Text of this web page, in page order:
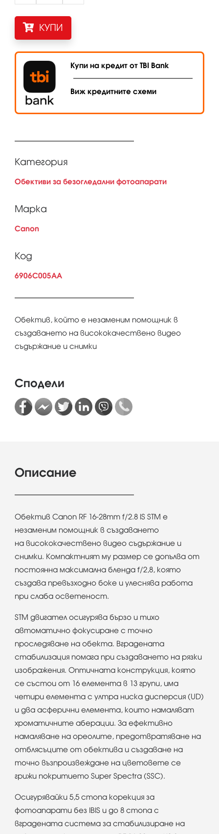
КУПИ
Купи на кредит от TBI Bank
Виж кредитните схеми
Категория
Обективи за безогледални фотоапарати
Марка
Canon
Код
6906C005AA
Обектив, който е незаменим помощник в
създаването на висококачествено видео
съдържание и снимки
Сподели
Описание
Обектив Canon RF 16-28mm f/2.8 IS STM е
незаменим помощник в създаването
на висококачествено видео съдържание и
снимки. Компактният му размер се допълва от
постоянна максимална бленда f/2,8, която
създава превъзходно боке и улеснява работа
при слаба осветеност.
STM двигател осигурява бързо и тихо
автоматично фокусиране с точно
проследяване на обекта. Вградената
стабилизация помага при създаването на рязки
изображения. Оптичната конструкция, която
се състои от 16 елемента в 13 групи, има
четири елемента с ултра ниска дисперсия (UD)
и два асферични елемента, които намаляват
хроматичните аберации. За ефективно
намаляване на ореолите, предотвратяване на
отблясъците от обектива и създаване на
точно възпроизвеждане на цветовете се
грижи покритието Super Spectra (SSC).
Осигурявайки 5,5 стопа корекция за
фотоапарати без IBIS и до 8 стопа с
вградената система за стабилизиране на